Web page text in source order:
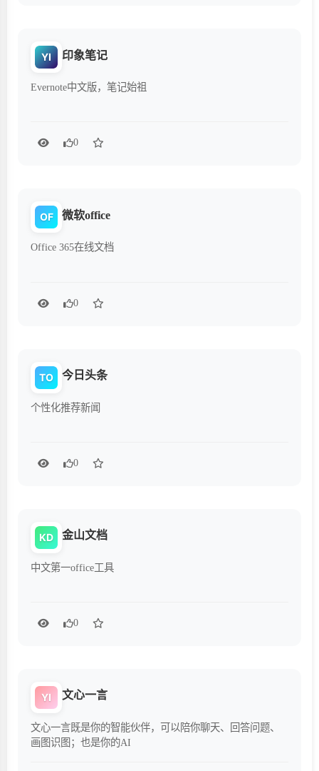
YI 印象笔记
Evernote中文版，笔记始祖
0
OF 微软office
Office 365在线文档
0
TO 今日头条
个性化推荐新闻
0
KD 金山文档
中文第一office工具
0
YI 文心一言
文心一言既是你的智能伙伴，可以陪你聊天、回答问题、
画图识图；也是你的AI